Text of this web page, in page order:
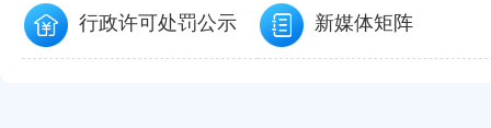
行政许可处罚公示 新媒体矩阵